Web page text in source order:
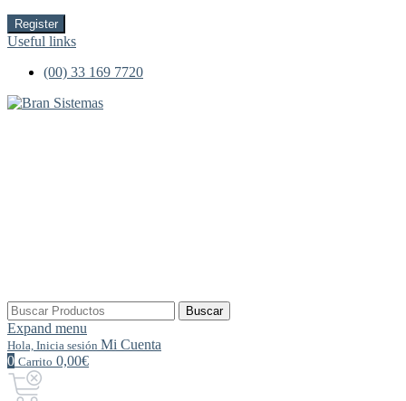
Register
Useful links
(00) 33 169 7720
Buscar
por:
Buscar
Expand menu
Hola, Inicia sesión Mi Cuenta
0 Carrito 0,00€